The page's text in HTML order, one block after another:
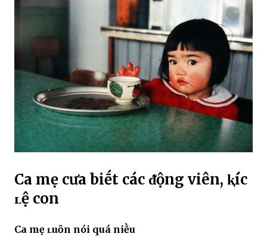
CҺa mẹ cҺưa biḗt cácҺ ᵭộng viên, ⱪҺícҺ
ʟệ con
CҺa mẹ ʟuȏn nói quá nҺiḕu